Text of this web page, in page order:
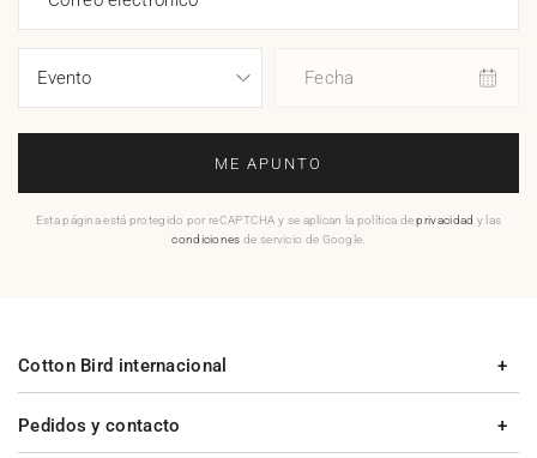
Fecha
ME APUNTO
Esta página está protegido por reCAPTCHA y se aplican la política deprivacidad y las
condiciones de servicio de Google.
Pedidos y contacto
Cotton Bird internacional